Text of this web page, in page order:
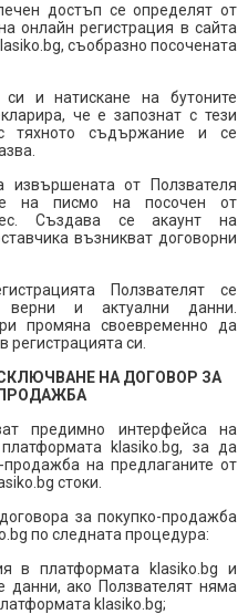
достъп се определят от
онлайн регистрация в сайта
съобразно посочената
и натискане на бутоните
че е запознат с тези
тяхното съдържание и се
извършената от Ползвателя
на писмо на посочен от
Създава се акаунт на
възникват договорни
Ползвателят се
и актуални данни.
промяна своевременно да
регистрацията си.
НА ДОГОВОР ЗА
предимно интерфейса на
klasiko.bg, за да
на предлаганите от
стоки.
за покупко-продажба
по следната процедура:
в платформата klasiko.bg и
данни, ако Ползвателят няма
klasiko.bg;